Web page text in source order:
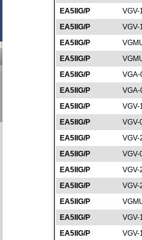
EA5IIG/P
VGV-
EA5IIG/P
VGV-
EA5IIG/P
EA5IIG/P
EA5IIG/P
EA5IIG/P
EA5IIG/P
VGV-
EA5IIG/P
VGV-
EA5IIG/P
VGV-
EA5IIG/P
VGV-
EA5IIG/P
VGV-
EA5IIG/P
VGV-
EA5IIG/P
EA5IIG/P
VGV-
EA5IIG/P
VGV-